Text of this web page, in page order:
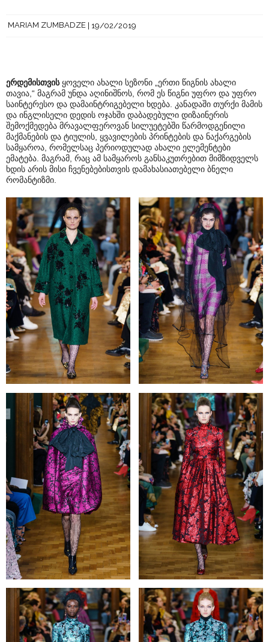
MARIAM ZUMBADZE 19/02/2019
ერდემისთვისყოველი ახალი სეზონი „ერთი წიგნის ახალი
თავია,“ მაგრამ უნდა აღინიშნოს, რომ ეს წიგნი უფრო და უფრო
საინტერესო და დამაინტრიგებელი ხდება. კანადაში თურქი მამის
და ინგლისელი დედის ოჯახში დაბადებული დიზაინერის
შემოქმედება მრავალფეროვან სილუეტებში წარმოდგენილი
მაქმანების და ტიულის, ყვავილების პრინტების და ნაქარგების
სამყაროა, რომელსაც პერიოდულად ახალი ელემენტები
ემატება. მაგრამ, რაც ამ სამყაროს განსაკუთრებით მიმზიდველს
ხდის არის მისი ჩვენებებისთვის დამახასიათებელი ბნელი
რომანტიზმი.